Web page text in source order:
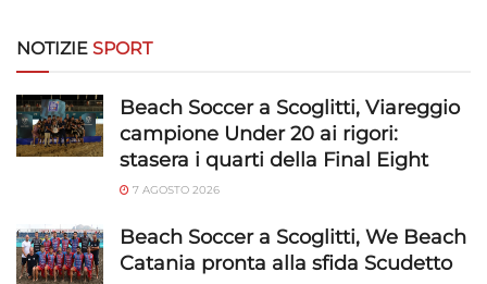
NOTIZIE SPORT
Beach Soccer a Scoglitti, Viareggio
campione Under 20 ai rigori:
stasera i quarti della Final Eight
7 AGOSTO 2026
Beach Soccer a Scoglitti, We Beach
Catania pronta alla sfida Scudetto